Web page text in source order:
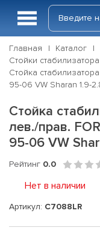
Главная Каталог
Стойки стабилизатора
Стойка
95-06 VW Sharan 1.9-
Стойка
лев./прав.
95-06 VW
Рейтинг 0.0
Нет в наличии
Артикул: C7088LR